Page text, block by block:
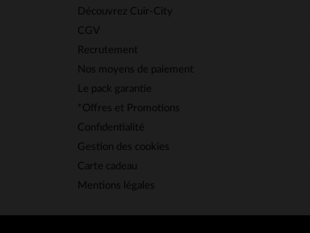
Découvrez Cuir-City
CGV
Recrutement
Nos moyens de paiement
Le pack garantie
*Offres et Promotions
Confidentialité
Gestion des cookies
Carte cadeau
Mentions légales